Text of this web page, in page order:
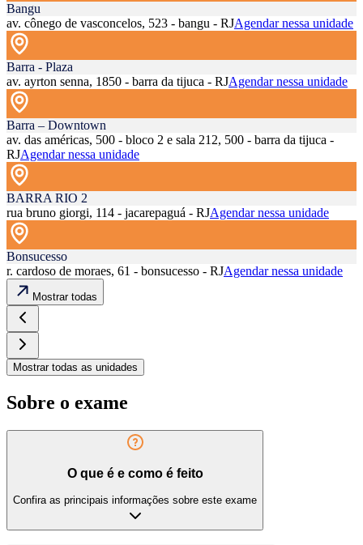
Bangu
av. cônego de vasconcelos, 523 - bangu - RJAgendar nessa unidade
Barra - Plaza
av. ayrton senna, 1850 - barra da tijuca - RJAgendar nessa unidade
Barra – Downtown
av. das américas, 500 - bloco 2 e sala 212, 500 - barra da tijuca -
RJAgendar nessa unidade
BARRA RIO 2
rua bruno giorgi, 114 - jacarepaguá - RJAgendar nessa unidade
Bonsucesso
r. cardoso de moraes, 61 - bonsucesso - RJAgendar nessa unidade
Mostrar todas
Mostrar todas as unidades
Sobre o exame
O que é e como é feito
Confira as principais informações sobre este exame